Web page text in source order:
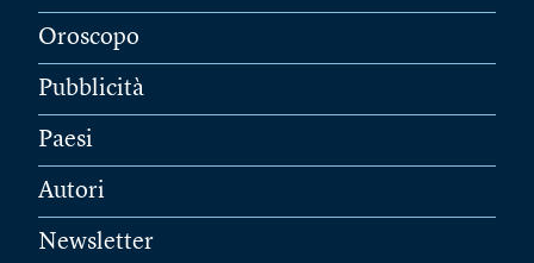
Oroscopo
Pubblicità
Paesi
Autori
Newsletter